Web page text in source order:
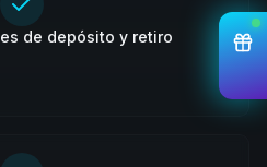
de depósito y retiro